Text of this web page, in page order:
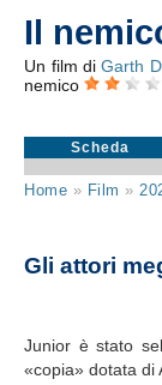
Il
Un film diGarth
nemico
Scheda
Home » Film »
Gli attori
Junior è stato
«copia» dotata di